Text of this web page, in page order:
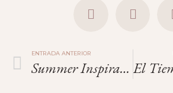
ENTRADA ANTERIOR
Summer Inspiration: Maja Strgar Kurecic.